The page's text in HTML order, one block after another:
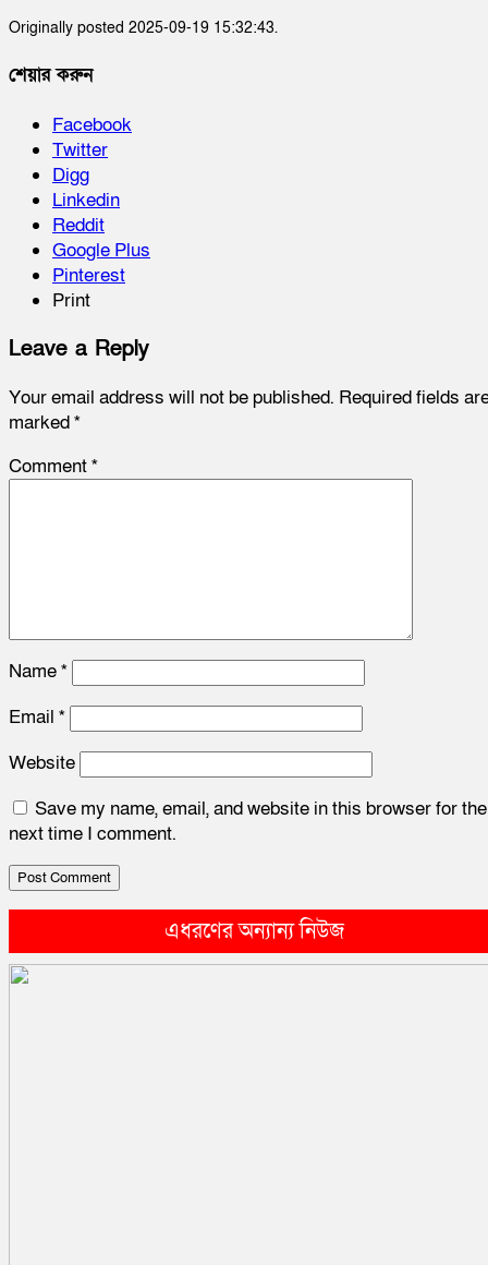
Originally posted 2025-09-19 15:32:43.
শেয়ার করুন
Facebook
Twitter
Digg
Linkedin
Reddit
Google Plus
Pinterest
Print
Leave a Reply
Your email address will not be published. Required fields
marked*
Comment*
Name*
Email *
Website
Save my name, email, and website in this browser for the
next time I comment.
এধরণের অন্যান্য নিউজ